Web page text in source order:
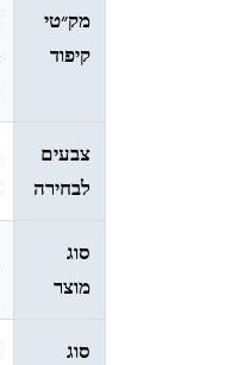
מק״טי
קיפוד
צבעים
לבחירה
סוג
מוצר
סוג